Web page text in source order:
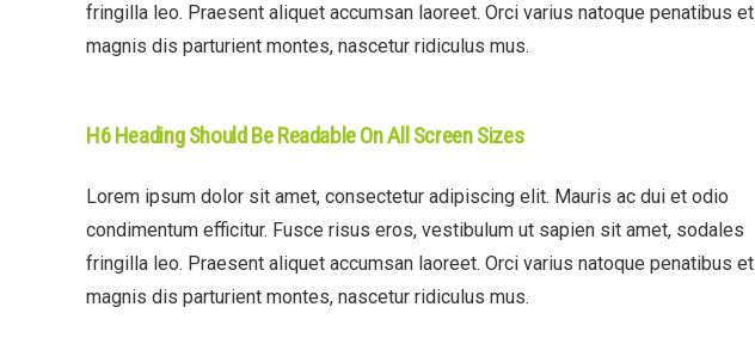
fringilla leo. Praesent aliquet accumsan laoreet. Orci varius natoque penatibus et
magnis dis parturient montes, nascetur ridiculus mus.
H6 Heading Should Be Readable On All Screen Sizes
Lorem ipsum dolor sit amet, consectetur adipiscing elit. Mauris ac dui et odio
condimentum efficitur. Fusce risus eros, vestibulum ut sapien sit amet, sodales
fringilla leo. Praesent aliquet accumsan laoreet. Orci varius natoque penatibus et
magnis dis parturient montes, nascetur ridiculus mus.